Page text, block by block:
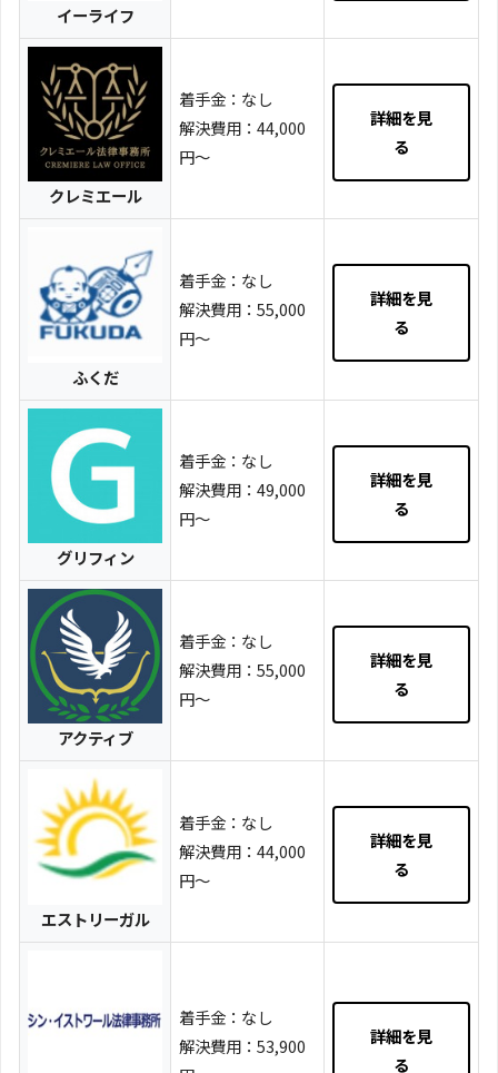
イーライフ
クレミエール
着手金：なし
解決費用：44,000
円～
詳細を見
る
ふくだ
着手金：なし
解決費用：55,000
円～
詳細を見
る
グリフィン
着手金：なし
解決費用：49,000
円～
詳細を見
る
アクティブ
着手金：なし
解決費用：55,000
円〜
詳細を見
る
エストリーガル
着手金：なし
解決費用：44,000
円～
詳細を見
る
着手金：なし
解決費用：53,900
詳細を見
る